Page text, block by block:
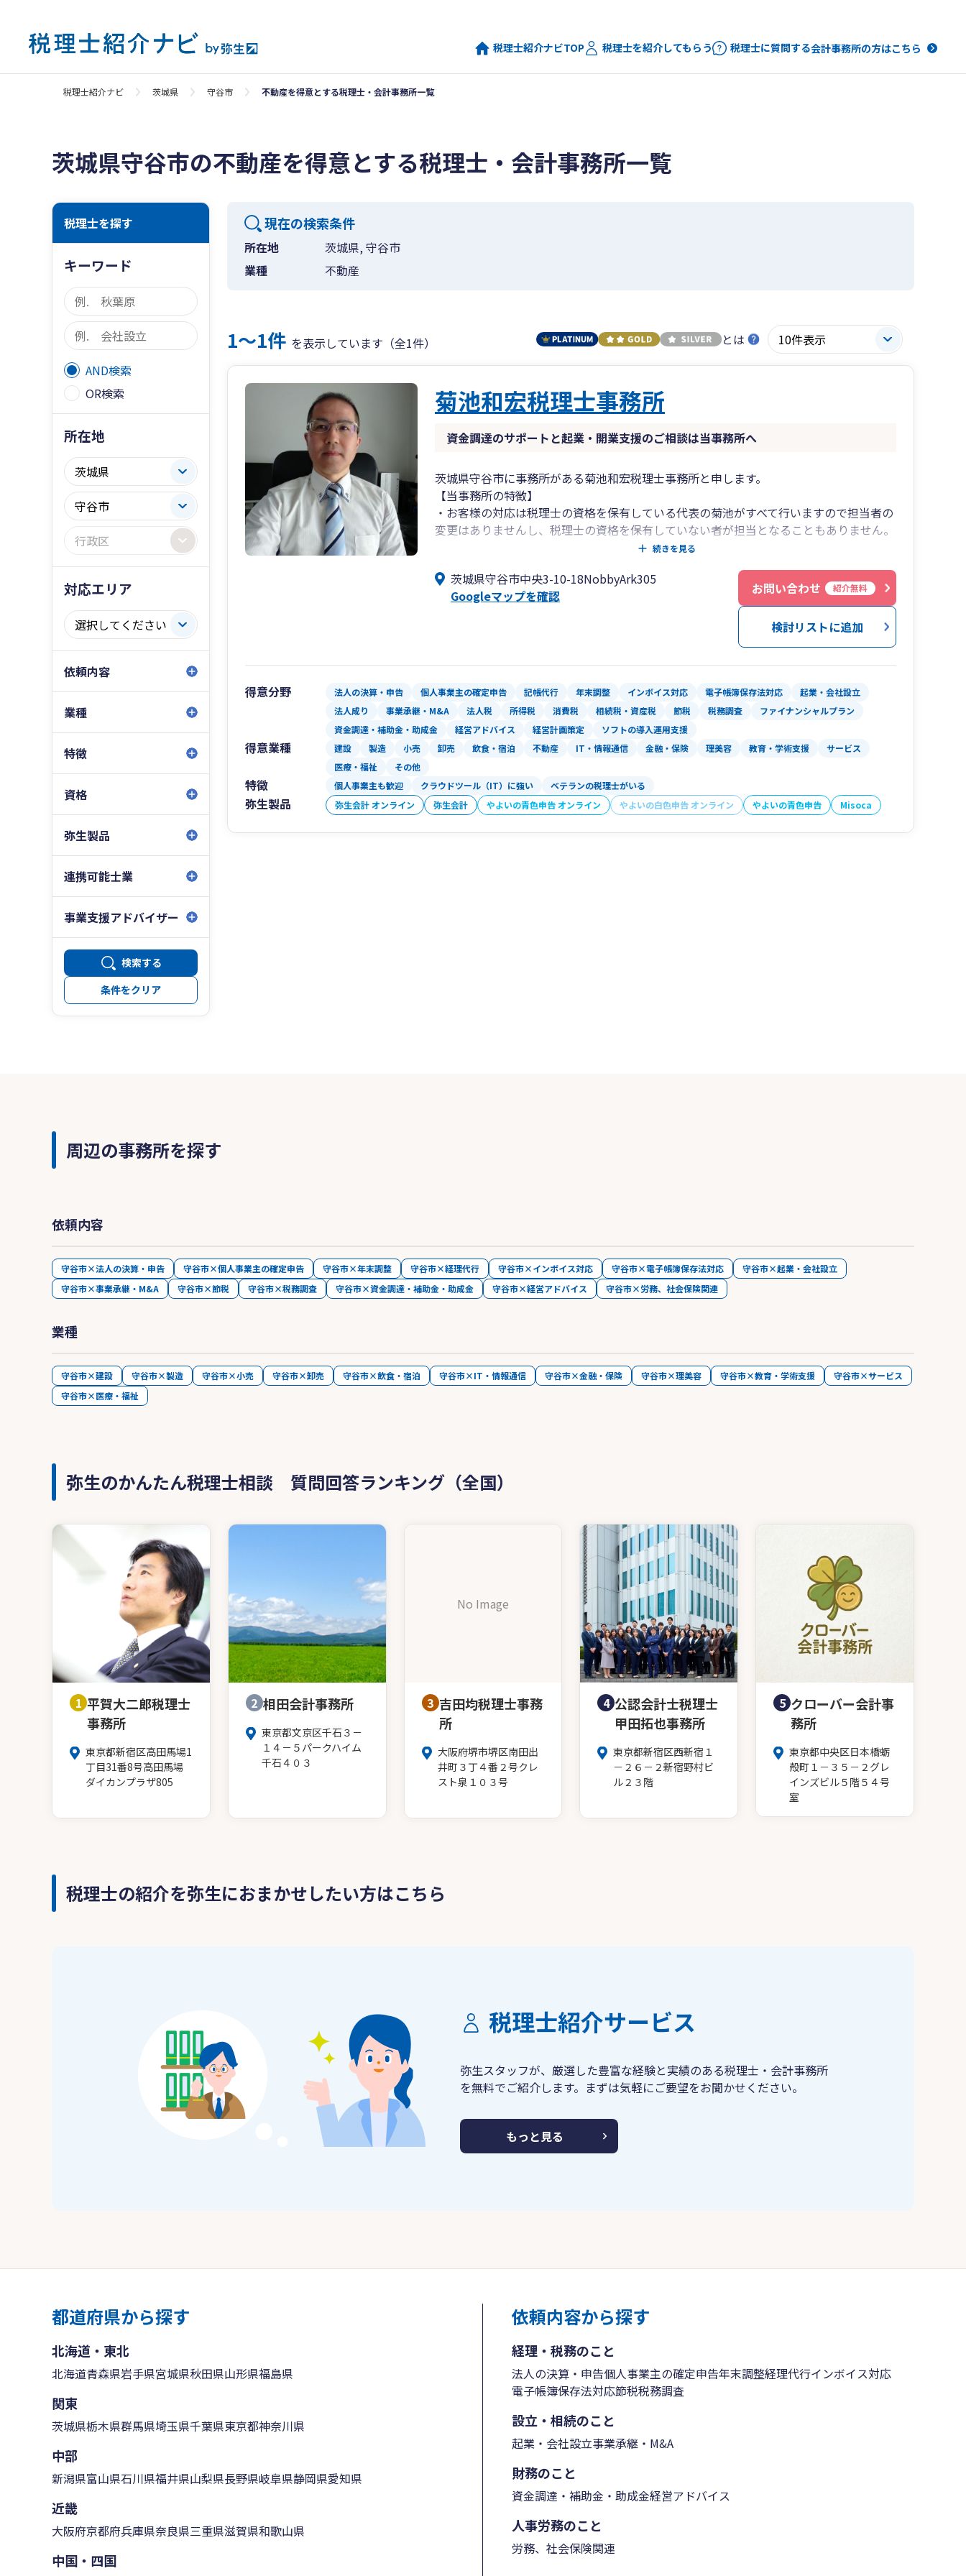
税理士紹介ナビTOP 税理士を紹介してもらう 税理士に質問する会計事務所の方はこちら
税理士紹介ナビ 茨城県 守谷市 不動産を得意とする税理士・会計事務所一覧
茨城県守谷市の不動産を得意とする税理士・会計事務所一覧
税理士を探す
キーワード
AND検索
OR検索
所在地
対応エリア
依頼内容
業種
特徴
資格
弥生製品
連携可能士業
事業支援アドバイザー
検索する
条件をクリア
現在の検索条件
所在地
茨城県, 守谷市
業種
不動産
1〜1件 を表示しています（全1件） とは
菊池和宏税理士事務所
資金調達のサポートと起業・開業支援のご相談は当事務所へ
茨城県守谷市に事務所がある菊池和宏税理士事務所と申します。
【当事務所の特徴】
・お客様の対応は税理士の資格を保有している代表の菊池がすべて行いますので担当者の
変更はありませんし、税理士の資格を保有していない者が担当となることもありません。
責任をもって継続的にお客様をサポートいたします。
ドバイスなど、先を見据えた経営ができるようサポートいたします。
・これから起業・開業を予定されている方をサポートしておりますので、ぜひ起業・開業
・元銀行員の経験を活かし、銀行借入のご相談や銀行に提出が必要な試算表の作成など、
銀行からの借入がスムーズに進むようにサポートいたします。
・黒字倒産を未然に防ぐために、貸借対照表や損益計算書の内容だけではなく、キャッシ
ュフローを重視したアドバイスを行っております。
お問い合わせお待ちしております。
続きを見る
茨城県守谷市中央3-10-18NobbyArk305
Googleマップを確認
お問い合わせ 紹介無料
検討リストに追加
得意分野 法人の決算・申告 個人事業主の確定申告 記帳代行 年末調整 インボイス対応 電子帳簿保存法対応
起業・会社設立
法人成り
事業承継・M&A 法人税 所得税 消費税 相続税・資産税 節税 税務調査
ファイナンシャルプラン
資金調達・補助金・助成金
経営アドバイス 経営計画策定 ソフトの導入運用支援
得意業種 建設 製造 小売 卸売 飲食・宿泊 不動産 IT・情報通信 金融・保険 理美容 教育・学術支援
サービス
医療・福祉
その他
特徴 個人事業主も歓迎 クラウドツール（IT）に強い ベテランの税理士がいる
弥生製品 弥生会計 オンライン 弥生会計 やよいの青色申告 オンライン やよいの白色申告 オンライン やよいの青色申告 Misoca
周辺の事務所を探す
依頼内容
守谷市×法人の決算・申告 守谷市×個人事業主の確定申告 守谷市×年末調整 守谷市×経理代行 守谷市×インボイス対応 守谷市×電子帳簿保存法対応
守谷市×起業・会社設立
守谷市×事業承継・M&A
守谷市×節税 守谷市×税務調査 守谷市×資金調達・補助金・助成金 守谷市×経営アドバイス 守谷市×労務、社会保険関連
業種
守谷市×建設 守谷市×製造 守谷市×小売 守谷市×卸売 守谷市×飲食・宿泊 守谷市×IT・情報通信 守谷市×金融・保険 守谷市×理美容 守谷市×教育・学術支援
守谷市×サービス
守谷市×医療・福祉
弥生のかんたん税理士相談 質問回答ランキング（全国）
1 平賀大二郎税理士
事務所
東京都新宿区高田馬場1
丁目31番8号高田馬場
ダイカンプラザ805
2 相田会計事務所
東京都文京区千石３－
１４－５パークハイム
千石４０３
No Image
3 吉田均税理士事務
所
大阪府堺市堺区南田出
井町３丁４番２号クレ
スト泉１０３号
4 公認会計士税理士
甲田拓也事務所
東京都新宿区西新宿１
－２６－２新宿野村ビ
ル２３階
5 クローバー会計事
務所
東京都中央区日本橋蛎
殻町１－３５－２グレ
インズビル５階５４号
室
税理士の紹介を弥生におまかせしたい方はこちら
税理士紹介サービス
弥生スタッフが、厳選した豊富な経験と実績のある税理士・会計事務所
を無料でご紹介します。まずは気軽にご要望をお聞かせください。
もっと見る
都道府県から探す
北海道・東北
北海道青森県岩手県宮城県秋田県山形県福島県
関東
茨城県栃木県群馬県埼玉県千葉県東京都神奈川県
中部
新潟県富山県石川県福井県山梨県長野県岐阜県静岡県愛知県
近畿
大阪府京都府兵庫県奈良県三重県滋賀県和歌山県
中国・四国
依頼内容から探す
経理・税務のこと
法人の決算・申告個人事業主の確定申告年末調整経理代行インボイス対応
電子帳簿保存法対応節税税務調査
設立・相続のこと
起業・会社設立事業承継・M&A
財務のこと
資金調達・補助金・助成金経営アドバイス
人事労務のこと
労務、社会保険関連